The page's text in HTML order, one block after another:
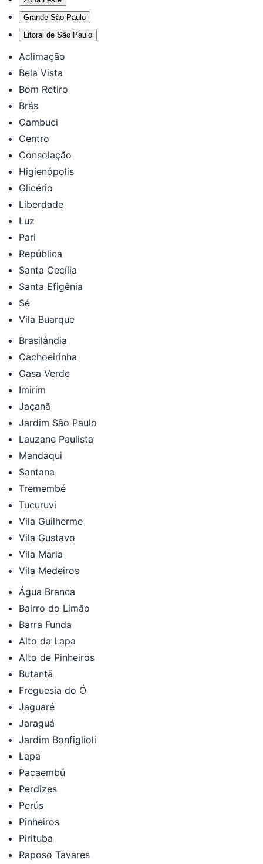
Grande São Paulo
Litoral de São Paulo
Aclimação
Bela Vista
Bom Retiro
Brás
Cambuci
Centro
Consolação
Higienópolis
Glicério
Liberdade
Luz
Pari
República
Santa Cecília
Santa Efigênia
Sé
Vila Buarque
Brasilândia
Cachoeirinha
Casa Verde
Imirim
Jaçanã
Jardim São Paulo
Lauzane Paulista
Mandaqui
Santana
Tremembé
Tucuruvi
Vila Guilherme
Vila Gustavo
Vila Maria
Vila Medeiros
Água Branca
Bairro do Limão
Barra Funda
Alto da Lapa
Alto de Pinheiros
Butantã
Freguesia do Ó
Jaguaré
Jaraguá
Jardim Bonfiglioli
Lapa
Pacaembú
Perdizes
Perús
Pinheiros
Pirituba
Raposo Tavares